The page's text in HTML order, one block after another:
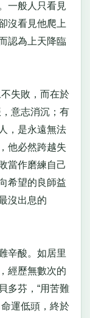
一般人只看見
沒看見他爬上
認為上天降臨
失敗，而在於
意志消沉；有
，是永遠無法
他必然跨越失
當作磨練自己
希望的良師益
沒出息的
辛酸。如居里
經歷無數次的
多芬，“用苦難
運低頭，終於